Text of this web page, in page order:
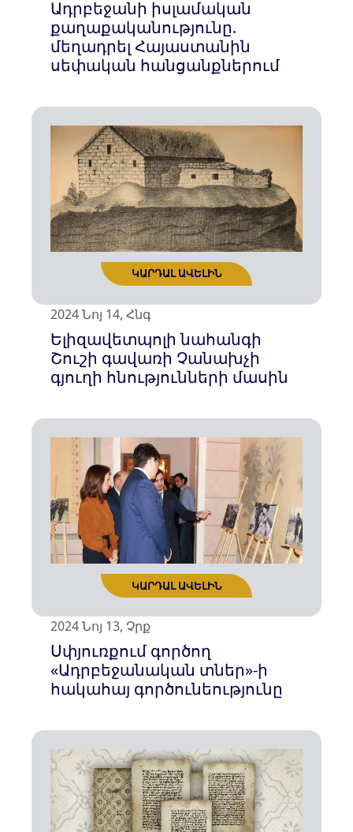
ԿԱՐԴԱԼ ԱՎԵԼԻՆ
ԿԱՐԴԱԼ ԱՎԵԼԻՆ
Ադրբեջանի իսլամական
քաղաքականությունը.
մեղադրել Հայաստանին
սեփական հանցանքներում
2024 Նոյ 14, Հնգ
Ելիզավետպոլի նահանգի
Շուշի գավառի Չանախչի
գյուղի հնությունների մասին
2024 Նոյ 13, Չրք
Սփյուռքում գործող
«Ադրբեջանական տներ»-ի
հակահայ գործունեությունը